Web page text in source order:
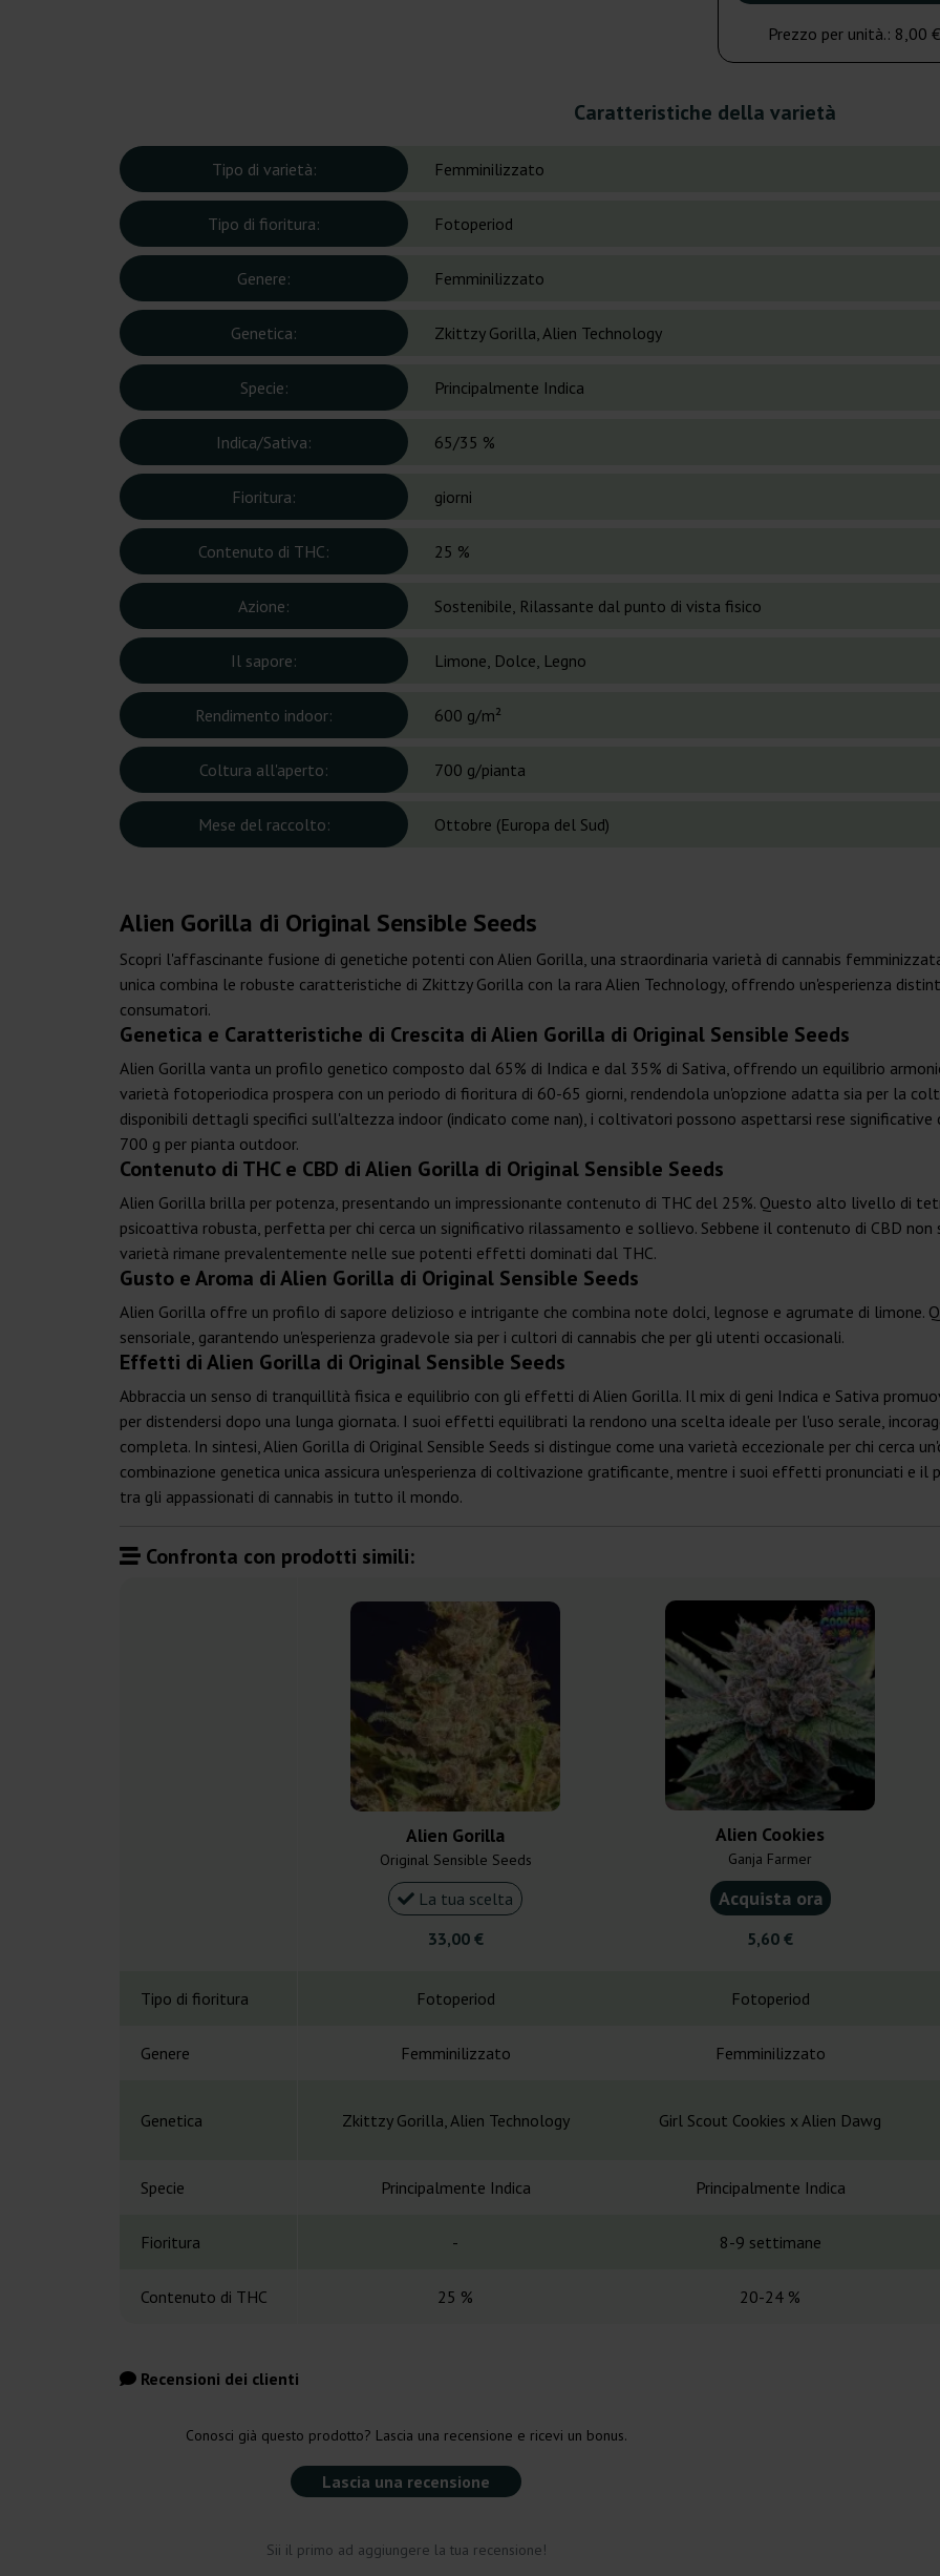
Prezzo per unità.: 8,00 €
Caratteristiche della varietà
Tipo di varietà: Femminilizzato
Tipo di fioritura: Fotoperiod
Genere: Femminilizzato
Genetica: Zkittzy Gorilla, Alien Technology
Specie: Principalmente Indica
Indica/Sativa: 65/35 %
Fioritura: giorni
Contenuto di THC: 25 %
Azione: Sostenibile, Rilassante dal punto di vista fisico
Il sapore: Limone, Dolce, Legno
Rendimento indoor: 600 g/m²
Coltura all'aperto: 700 g/pianta
Mese del raccolto: Ottobre (Europa del Sud)
Alien Gorilla di Original Sensible Seeds
Scopri l'affascinante fusione di genetiche potenti con Alien Gorilla, una straordinaria varietà di cannabis
unica combina le robuste caratteristiche di Zkittzy Gorilla con la rara Alien Technology, offrendo un'esperienza
consumatori.
Genetica e Caratteristiche di Crescita di Alien Gorilla di Original Sensible Seeds
Alien Gorilla vanta un profilo genetico composto dal 65% di Indica e dal 35% di Sativa, offrendo un equilibrio
varietà fotoperiodica prospera con un periodo di fioritura di 60-65 giorni, rendendola un'opzione adatta sia per la
disponibili dettagli specifici sull'altezza indoor (indicato come nan), i coltivatori possono aspettarsi rese
700 g per pianta outdoor.
Contenuto di THC e CBD di Alien Gorilla di Original Sensible Seeds
Alien Gorilla brilla per potenza, presentando un impressionante contenuto di THC del 25%. Questo alto livello di
psicoattiva robusta, perfetta per chi cerca un significativo rilassamento e sollievo. Sebbene il contenuto di CBD
varietà rimane prevalentemente nelle sue potenti effetti dominati dal THC.
Gusto e Aroma di Alien Gorilla di Original Sensible Seeds
Alien Gorilla offre un profilo di sapore delizioso e intrigante che combina note dolci, legnose e agrumate di limone.
sensoriale, garantendo un'esperienza gradevole sia per i cultori di cannabis che per gli utenti occasionali.
Effetti di Alien Gorilla di Original Sensible Seeds
Abbraccia un senso di tranquillità fisica e equilibrio con gli effetti di Alien Gorilla. Il mix di geni Indica e Sativa
per distendersi dopo una lunga giornata. I suoi effetti equilibrati la rendono una scelta ideale per l'uso serale,
completa. In sintesi, Alien Gorilla di Original Sensible Seeds si distingue come una varietà eccezionale per chi cerca
combinazione genetica unica assicura un'esperienza di coltivazione gratificante, mentre i suoi effetti pronunciati
tra gli appassionati di cannabis in tutto il mondo.
Confronta con prodotti simili:
Alien Gorilla
Original Sensible Seeds
La tua scelta
33,00 €
Alien Cookies
Ganja Farmer
Acquista ora
5,60 €
Tipo di fioritura Fotoperiod Fotoperiod
Genere Femminilizzato Femminilizzato
Genetica Zkittzy Gorilla, Alien Technology Girl Scout Cookies x Alien Dawg
Specie Principalmente Indica Principalmente Indica
Fioritura - 8-9 settimane
Contenuto di THC 25 % 20-24 %
Recensioni dei clienti
Conosci già questo prodotto? Lascia una recensione e ricevi un bonus.
Lascia una recensione
Sii il primo ad aggiungere la tua recensione!